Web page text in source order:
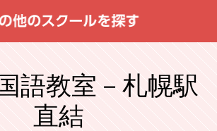
語教室－札幌駅
直結